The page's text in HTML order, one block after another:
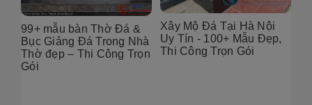
Xây Mộ Đá Tại Hà Nội
Uy Tín - 100+ Mẫu Đẹp,
Thi Công Trọn Gói
Địa chỉ thiết Kế Mộ Đá
Tại Hà Nội – 100+ Mẫu